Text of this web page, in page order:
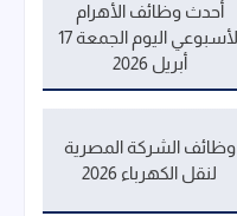
أحدث وظائف الأهرام
الأسبوعي اليوم الجمعة 17
أبريل 2026
وظائف الشركة المصرية
لنقل الكهرباء 2026